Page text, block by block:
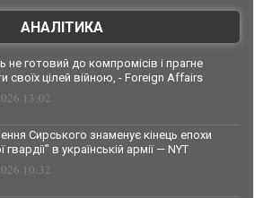
АНАЛІТИКА
не готовий до компромісів і прагне
своїх цілей війною, - Foreign Affairs
13:02
Сирського знаменує кінець епохи
гвардії" в українській армії — NYT
10:32